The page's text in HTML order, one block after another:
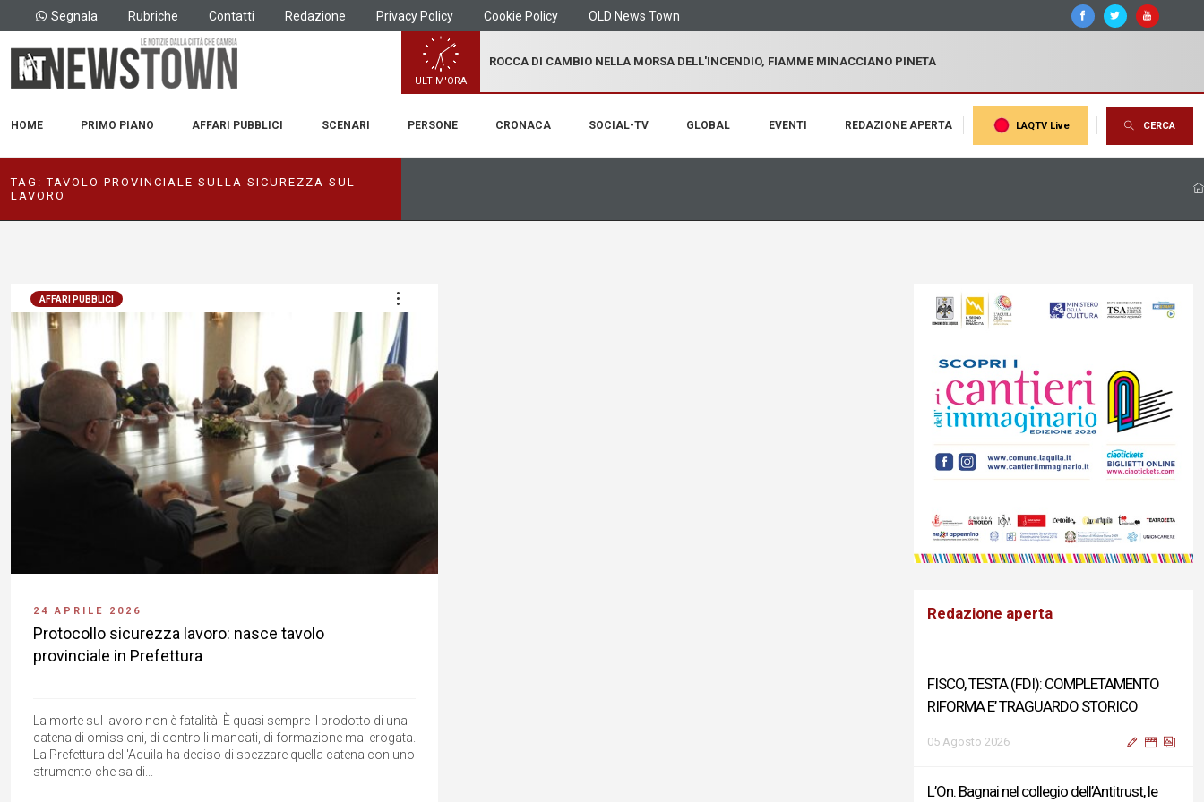
Segnala Rubriche Contatti Redazione Privacy Policy Cookie Policy OLD News Town
ULTIM'ORA
ROCCA DI CAMBIO NELLA MORSA DELL'INCENDIO, FIAMME MINACCIANO PINETA
HOME PRIMO PIANO AFFARI PUBBLICI SCENARI PERSONE CRONACA SOCIAL-TV GLOBAL EVENTI REDAZIONE APERTA LAQTV Live CERCA
TAG:TAVOLO PROVINCIALE SULLA SICUREZZA SUL
LAVORO
AFFARI PUBBLICI
24 APRILE 2026
Protocollo sicurezza lavoro: nasce tavolo
provinciale in Prefettura
La morte sul lavoro non è fatalità. È quasi sempre il prodotto di una
catena di omissioni, di controlli mancati, di formazione mai erogata.
La Prefettura dell'Aquila ha deciso di spezzare quella catena con uno
strumento che sa di...
Redazione aperta
FISCO, TESTA (FDI): COMPLETAMENTO
RIFORMA E’ TRAGUARDO STORICO
05 Agosto 2026
L’On. Bagnai nel collegio dell’Antitrust, le